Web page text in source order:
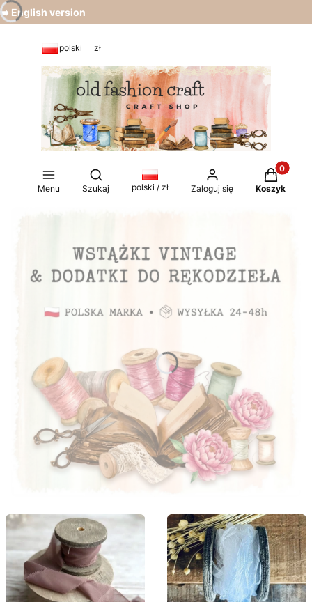
➡️ English version
polski zł
Menu
Otwórz wyszukiwarkę
Szukaj polski / zł Zaloguj się
Produkty
Koszyk